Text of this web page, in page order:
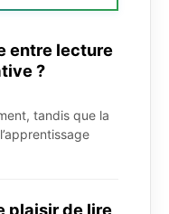
entre lecture
?
tandis que la
plaisir de lire